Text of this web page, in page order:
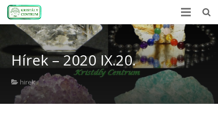
Kezdőlap
Ásványlexikon
Kristályerő
Hírek
Hírek – 2020 IX.20.
hirek